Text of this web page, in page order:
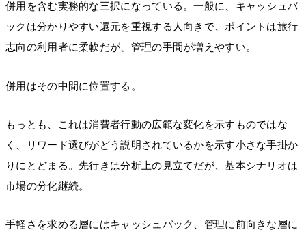
併用を含む実務的な三択になっている。一般に、キャッシュバ
ックは分かりやすい還元を重視する人向きで、ポイントは旅行
志向の利用者に柔軟だが、管理の手間が増えやすい。
併用はその中間に位置する。
もっとも、これは消費者行動の広範な変化を示すものではな
く、リワード選びがどう説明されているかを示す小さな手掛か
りにとどまる。先行きは分析上の見立てだが、基本シナリオは
市場の分化継続。
手軽さを求める層にはキャッシュバック、管理に前向きな層に